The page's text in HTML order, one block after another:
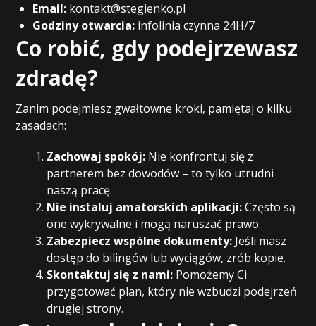
Email: kontakt@stegienko.pl
Godziny otwarcia: infolinia czynna 24H/7
Co robić, gdy podejrzewasz
zdradę?
Zanim podejmiesz gwałtowne kroki, pamiętaj o kilku
zasadach:
Zachowaj spokój: Nie konfrontuj się z
partnerem bez dowodów – to tylko utrudni
naszą pracę.
Nie instaluj amatorskich aplikacji:Często są
one wykrywalne i mogą naruszać prawo.
Zabezpiecz wspólne dokumenty: Jeśli masz
dostęp do bilingów lub wyciągów, zrób kopie.
Skontaktuj się z nami: Pomożemy Ci
przygotować plan, który nie wzbudzi podejrzeń
drugiej strony.